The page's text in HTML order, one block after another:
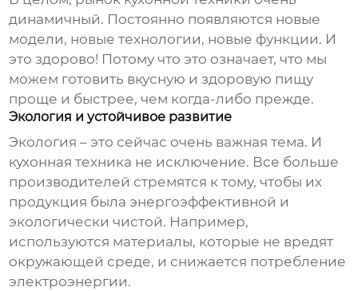
динамичный. Постоянно появляются новые
модели, новые технологии, новые функции. И
это здорово! Потому что это означает, что мы
можем готовить вкусную и здоровую пищу
проще и быстрее, чем когда-либо прежде.
Экология и устойчивое развитие
Экология – это сейчас очень важная тема. И
кухонная техника не исключение. Все больше
производителей стремятся к тому, чтобы их
продукция была энергоэффективной и
экологически чистой. Например,
используются материалы, которые не вредят
окружающей среде, и снижается потребление
электроэнергии.